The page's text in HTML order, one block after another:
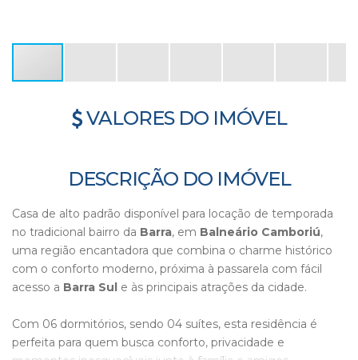
VALORES DO IMÓVEL
DESCRIÇÃO DO IMÓVEL
Casa de alto padrão disponível para locação de temporada
no tradicional bairro da Barra, em Balneário Camboriú,
uma região encantadora que combina o charme histórico
com o conforto moderno, próxima à passarela com fácil
acesso a Barra Sul e às principais atrações da cidade.
Com 06 dormitórios, sendo 04 suítes, esta residência é
perfeita para quem busca conforto, privacidade e